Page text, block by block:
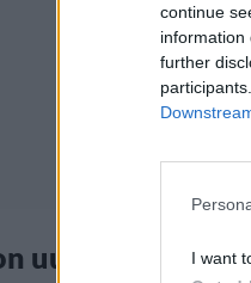
continue
information
further
I want
uudistunut